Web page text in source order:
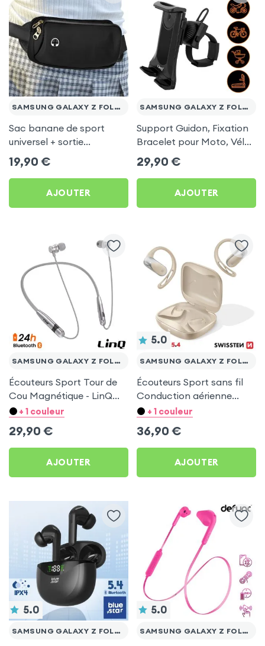
SAMSUNG GALAXY Z FOLD 5
Sac banane de sport
universel + sortie
écouteurs - Noir
19,90 €
AJOUTER
SAMSUNG GALAXY Z FOLD 5
Support Guidon, Fixation
Bracelet pour Moto, Vélo,
Poussette, Tapis de
course... Linq - Noir pour
Samsung Galaxy Z Fold 5
29,90 €
AJOUTER
SAMSUNG GALAXY Z FOLD 5
Écouteurs Sport Tour de
Cou Magnétique - LinQ
Argent pour Samsung
+ 1 couleur
29,90 €
AJOUTER
5.0
SAMSUNG GALAXY Z FOLD 5
Écouteurs Sport sans fil
Conduction aérienne
Swissten Run Beige pour
+ 1 couleur
36,90 €
AJOUTER
5.0
SAMSUNG GALAXY Z FOLD 5
5.0
SAMSUNG GALAXY Z FOLD 5